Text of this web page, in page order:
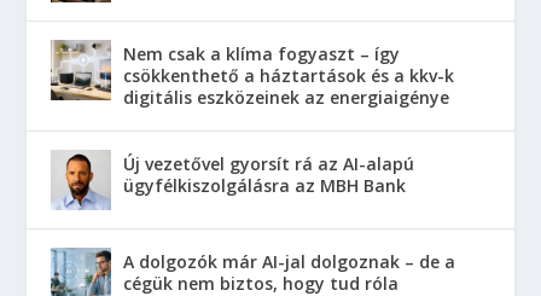
Nem csak a klíma fogyaszt – így
csökkenthető a háztartások és a kkv-k
digitális eszközeinek az energiaigénye
Új vezetővel gyorsít rá az AI-alapú
ügyfélkiszolgálásra az MBH Bank
A dolgozók már AI-jal dolgoznak – de a
cégük nem biztos, hogy tud róla